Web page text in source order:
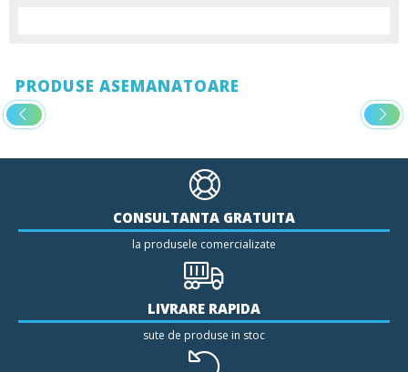
PRODUSE ASEMANATOARE
CONSULTANTA GRATUITA
la produsele comercializate
LIVRARE RAPIDA
sute de produse in stoc